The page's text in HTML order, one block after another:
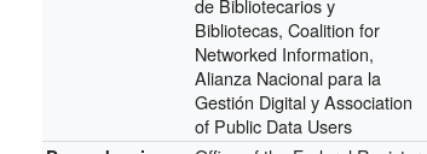
de Bibliotecarios y
Bibliotecas, Coalition for
Networked Information,
Alianza Nacional para la
Gestión Digital y Association
of Public Data Users